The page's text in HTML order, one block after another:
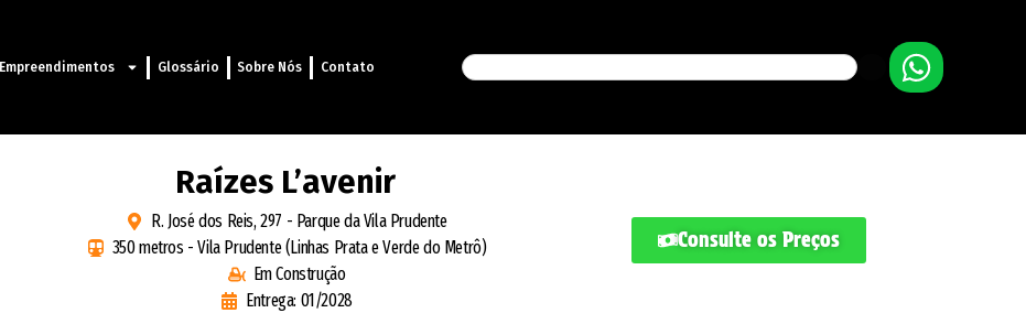
Empreendimentos Glossário Sobre Nós Contato
Raízes L’avenir
R. José dos Reis, 297 - Parque da Vila Prudente
350 metros - Vila Prudente (Linhas Prata e Verde do Metrô)
Em Construção
Entrega: 01/2028
Consulte os Preços